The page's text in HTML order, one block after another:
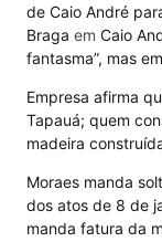
de Caio André
Braga em Caio
fantasma”, mas
Empresa afirma
Tapauá; quem
madeira
Moraes manda
dos atos de 8 de
manda fatura da